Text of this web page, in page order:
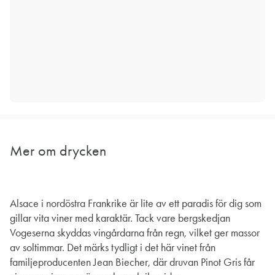
Mer om drycken
Alsace i nordöstra Frankrike är lite av ett paradis för dig som
gillar vita viner med karaktär. Tack vare bergskedjan
Vogeserna skyddas vingårdarna från regn, vilket ger massor
av soltimmar. Det märks tydligt i det här vinet från
familjeproducenten Jean Biecher, där druvan Pinot Gris får